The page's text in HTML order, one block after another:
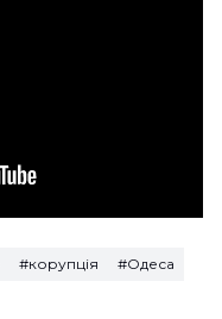
#корупція
#Одеса